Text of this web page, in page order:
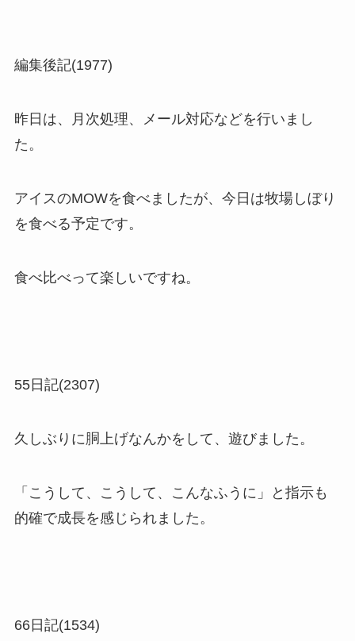
編集後記(1977)
昨日は、月次処理、メール対応などを行いまし
た。
アイスのMOWを食べましたが、今日は牧場しぼり
を食べる予定です。
食べ比べって楽しいですね。
55日記(2307)
久しぶりに胴上げなんかをして、遊びました。
「こうして、こうして、こんなふうに」と指示も
的確で成長を感じられました。
66日記(1534)